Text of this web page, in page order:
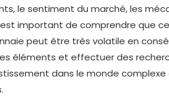
le sentiment du marché, les
important de comprendre que
peut être très volatile en
éléments et effectuer des
dans le monde